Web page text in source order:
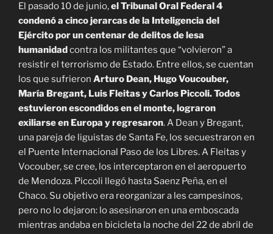
El pasado 10 de junio,el Tribunal Oral Federal 4
condenó a cinco jerarcas de la Inteligencia del
Ejército por un centenar de delitos de lesa
humanidad contra los militantes que “volvieron” a
resistir el terrorismo de Estado. Entre ellos, se cuentan
los que sufrieron Arturo Dean, Hugo Voucouber,
María Bregant, Luis Fleitas y Carlos Piccoli. Todos
estuvieron escondidos en el monte, lograron
exiliarse en Europa y regresaron. A Dean y Bregant,
una pareja de liguistas de Santa Fe, los secuestraron en
el Puente Internacional Paso de los Libres. A Fleitas y
Vocouber, se cree, los interceptaron en el aeropuerto
de Mendoza. Piccoli llegó hasta Saenz Peña, en el
Chaco. Su objetivo era reorganizar a les campesinos,
pero no lo dejaron: lo asesinaron en una emboscada
mientras andaba en bicicleta la noche del 22 de abril de